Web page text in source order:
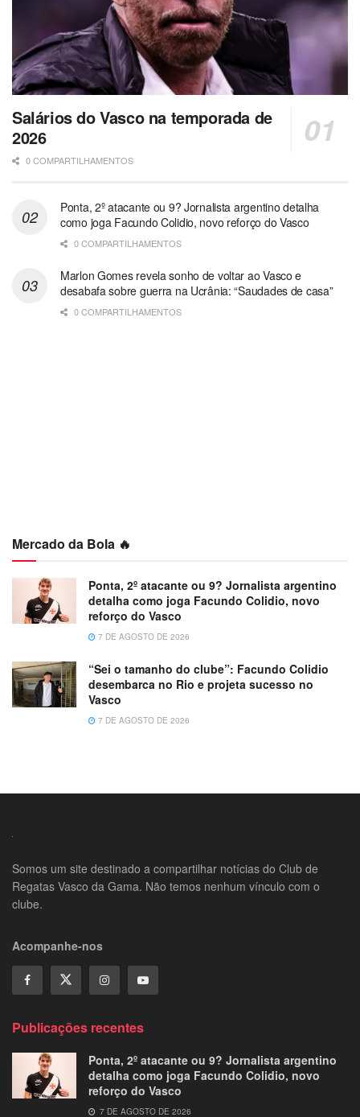
Salários do Vasco na temporada de
2026
0 COMPARTILHAMENTOS
Ponta, 2º atacante ou 9? Jornalista argentino detalha
como joga Facundo Colidio, novo reforço do Vasco
0 COMPARTILHAMENTOS
Marlon Gomes revela sonho de voltar ao Vasco e
desabafa sobre guerra na Ucrânia: “Saudades de casa”
0 COMPARTILHAMENTOS
Mercado da Bola 🔥
Ponta, 2º atacante ou 9? Jornalista argentino
detalha como joga Facundo Colidio, novo
reforço do Vasco
7 DE AGOSTO DE 2026
“Sei o tamanho do clube”: Facundo Colidio
desembarca no Rio e projeta sucesso no
Vasco
7 DE AGOSTO DE 2026
Somos um site destinado a compartilhar notícias do Club de
Regatas Vasco da Gama. Não temos nenhum vínculo com o
clube.
Acompanhe-nos
Publicações recentes
Ponta, 2º atacante ou 9? Jornalista argentino
detalha como joga Facundo Colidio, novo
reforço do Vasco
7 DE AGOSTO DE 2026